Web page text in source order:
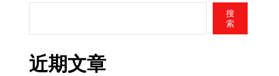
搜
索
近期文章